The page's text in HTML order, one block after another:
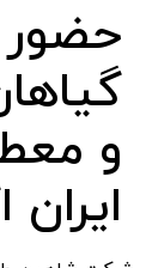
حضور
و
ایران